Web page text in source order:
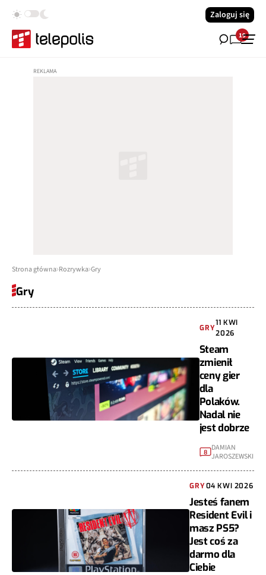
Zaloguj się
19
Strona główna Rozrywka Gry
Gry
GRY
11 KWI
2026
Steam
zmienił
ceny gier
dla
Polaków.
Nadal nie
jest dobrze
8 DAMIAN
JAROSZEWSKI
GRY04 KWI 2026
Jesteś fanem
Resident Evil i
masz PS5?
Jest coś za
darmo dla
Ciebie